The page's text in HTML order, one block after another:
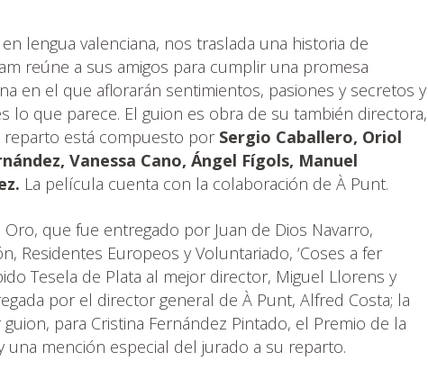
lengua valenciana, nos traslada una historia de
reúne a sus amigos para cumplir una promesa
en el que aflorarán sentimientos, pasiones y secretos y
lo que parece. El guion es obra de su también directora,
reparto está compuesto porSergio Caballero, Oriol
Vanessa Cano, Ángel Fígols, Manuel
La película cuenta con la colaboración de À Punt.
que fue entregado por Juan de Dios Navarro,
Residentes Europeos y Voluntariado, ‘Coses a fer
Tesela de Plata al mejor director, Miguel Llorens y
por el director general de À Punt, Alfred Costa; la
para Cristina Fernández Pintado, el Premio de la
y una mención especial del jurado a su reparto.